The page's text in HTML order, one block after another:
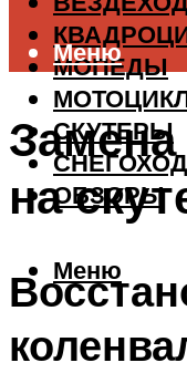
МОПЕДЫ
СКУТЕРЫ
ОБЗОРЫ
Меню
Меню
Замена
на